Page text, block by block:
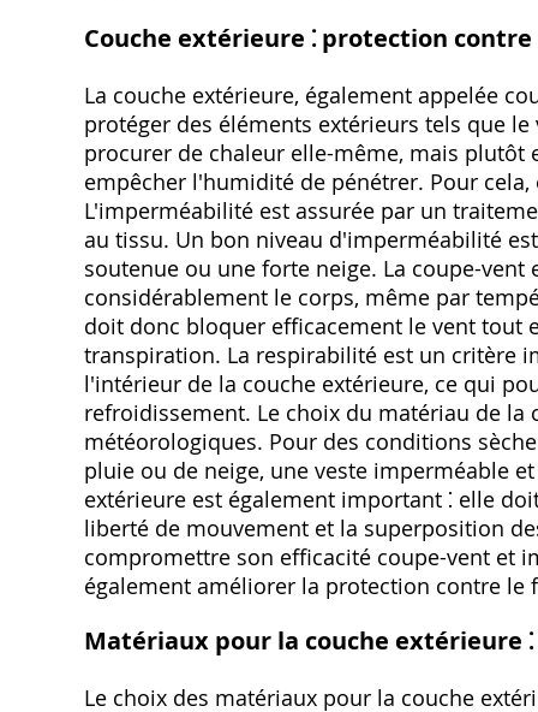
Couche extérieure ⁚ protection
La couche extérieure, également appelée
protéger des éléments extérieurs tels que
procurer de chaleur elle-même, mais plutôt
empêcher l'humidité de pénétrer. Pour
L'imperméabilité est assurée par un
au tissu. Un bon niveau d'imperméabilité
soutenue ou une forte neige. La coupe-
considérablement le corps, même par
doit donc bloquer efficacement le vent tout
transpiration. La respirabilité est un critère
l'intérieur de la couche extérieure, ce qui
refroidissement. Le choix du matériau de
météorologiques. Pour des conditions
pluie ou de neige, une veste imperméable
extérieure est également important ⁚ elle
liberté de mouvement et la superposition
compromettre son efficacité coupe-vent et
également améliorer la protection contre le
Matériaux pour la couche extérieure
Le choix des matériaux pour la couche